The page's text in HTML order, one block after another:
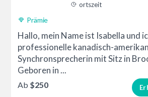
ortszeit
Prämie
Hallo, mein Name ist Isabella und
professionelle kanadisch-
Synchronsprecherin mit Sitz in
Geboren in ...
Ab $250